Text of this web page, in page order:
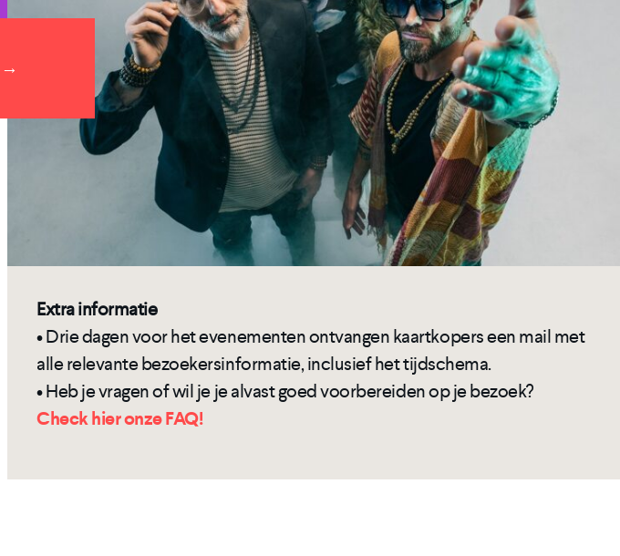
Extra informatie
• Drie dagen voor het evenementen ontvangen kaartkopers een mail met
alle relevante bezoekersinformatie, inclusief het tijdschema.
• Heb je vragen of wil je je alvast goed voorbereiden op je bezoek?
Check hier onze FAQ!
→